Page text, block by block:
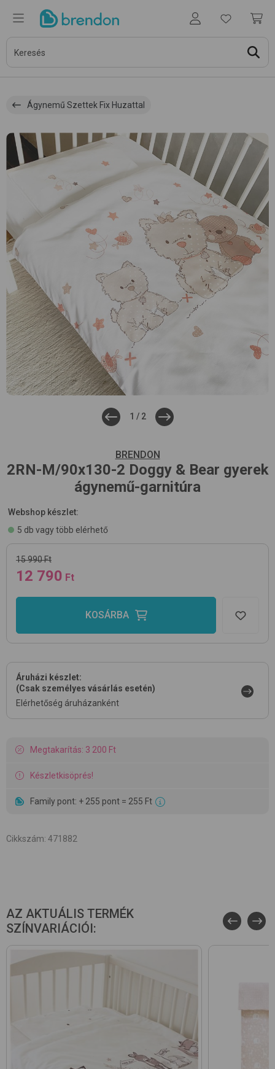
Ágynemű Szettek Fix Huzattal
1 / 2
BRENDON
2RN-M/90x130-2 Doggy & Bear gyerek
ágynemű-garnitúra
Webshop készlet:
5 db vagy több elérhető
15 990 Ft
12 790 Ft
KOSÁRBA
Áruházi készlet:
(Csak személyes vásárlás esetén)
Elérhetőség áruházanként
Megtakarítás: 3 200 Ft
Készletkisöprés!
Family pont: + 255 pont = 255 Ft
Cikkszám: 471882
AZ AKTUÁLIS TERMÉK
SZÍNVARIÁCIÓI: